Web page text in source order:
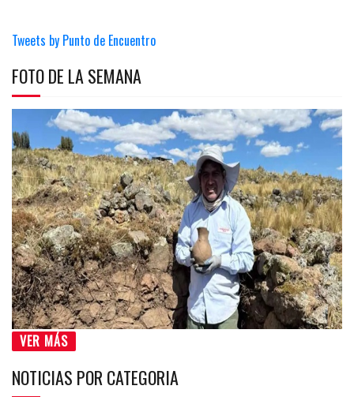
Tweets by Punto de Encuentro
FOTO DE LA SEMANA
VER MÁS
NOTICIAS POR CATEGORIA